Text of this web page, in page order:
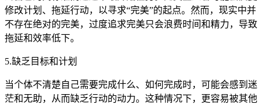
修改计划、拖延行动，以寻求“完美”的起点。然而，现实中并
不存在绝对的完美，过度追求完美只会浪费时间和精力，导致
拖延和效率低下。
5.缺乏目标和计划
当个体不清楚自己需要完成什么、如何完成时，可能会感到迷
茫和无助，从而缺乏行动的动力。这种情况下，更容易被其他